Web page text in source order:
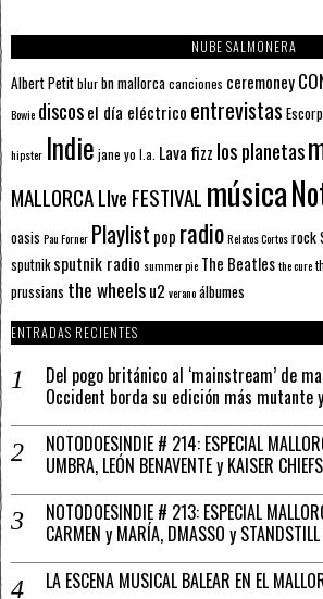
NUBE SALMONERA
Albert Petitblurbn mallorcacanciones ceremoney
Bowie discosel día eléctrico entrevistas
hipster Indie jane yo l.a. Lava fizz los planetas
MALLORCA LIve FESTIVAL música
oasis Pau Forner Playlist pop radioRelatos Cortosrock
sputnik sputnik radio summer pie The Beatlesthe cure
prussians the wheelsu2 veranoálbumes
ENTRADAS RECIENTES
Del pogo británico al ‘mainstream’ de
Occident borda su edición más mutante
NOTODOESINDIE # 214: ESPECIAL
UMBRA, LEÓN BENAVENTE y KAISER CHIEFS
NOTODOESINDIE # 213: ESPECIAL
CARMEN y MARÍA, DMASSO y STANDSTILL
LA ESCENA MUSICAL BALEAR EN EL